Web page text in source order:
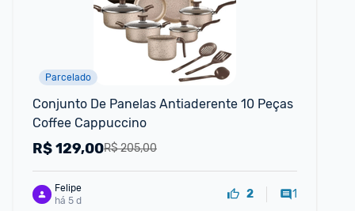
Parcelado
Conjunto De Panelas Antiaderente 10 Peças
Coffee Cappuccino
R$ 205,00
R$129,00
Felipe
há 5 d
2 1